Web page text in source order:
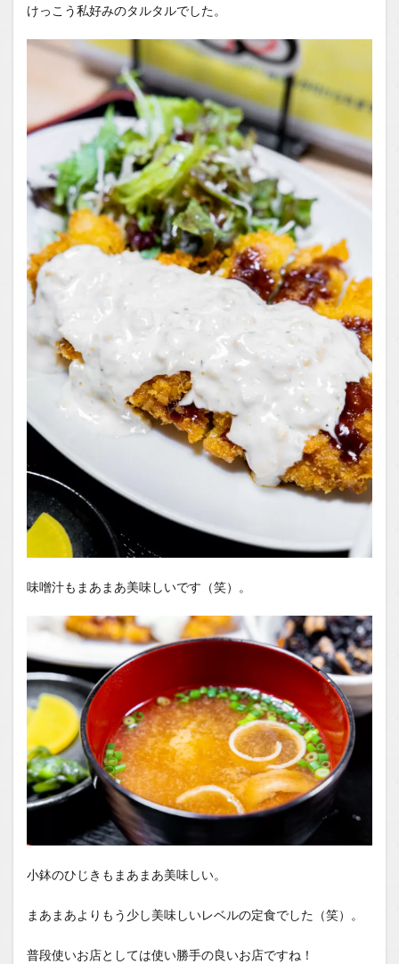
けっこう私好みのタルタルでした。
味噌汁もまあまあ美味しいです（笑）。
小鉢のひじきもまあまあ美味しい。
まあまあよりもう少し美味しいレベルの定食でした（笑）。
普段使いお店としては使い勝手の良いお店ですね！